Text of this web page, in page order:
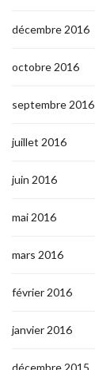
décembre 2016
octobre 2016
septembre 2016
juillet 2016
juin 2016
mai 2016
mars 2016
février 2016
janvier 2016